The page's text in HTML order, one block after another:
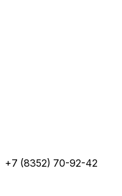
+7 (8352) 70-92-42